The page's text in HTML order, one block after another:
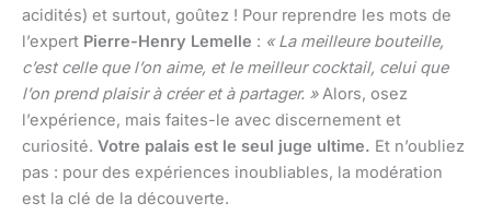
acidités) et surtout, goûtez ! Pour reprendre les mots de
l’expert Pierre-Henry Lemelle : « La meilleure bouteille,
c’est celle que l’on aime, et le meilleur cocktail, celui que
l’on prend plaisir à créer et à partager. »Alors, osez
l’expérience, mais faites-le avec discernement et
curiosité. Votre palais est le seul juge ultime. Et n’oubliez
pas : pour des expériences inoubliables, la modération
est la clé de la découverte.